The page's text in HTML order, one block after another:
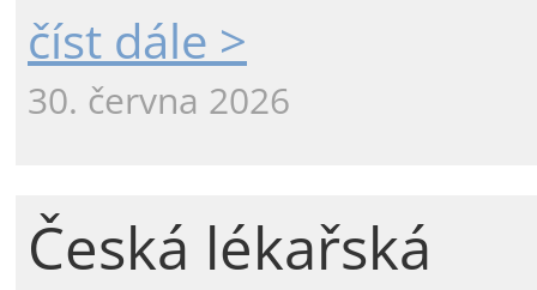
číst dále >
30. června 2026
Česká lékařská